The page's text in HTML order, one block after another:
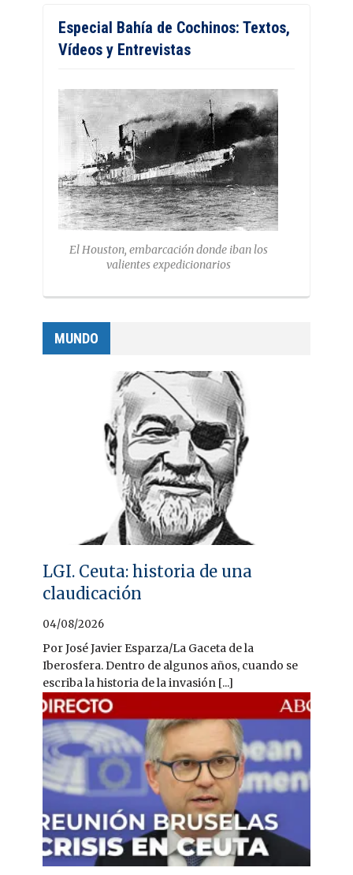
Especial Bahía de Cochinos: Textos,
Vídeos y Entrevistas
El Houston, embarcación donde iban los
valientes expedicionarios
MUNDO
LGI. Ceuta: historia de una
claudicación
04/08/2026
Por José Javier Esparza/La Gaceta de la
Iberosfera. Dentro de algunos años, cuando se
escriba la historia de la invasión [...]